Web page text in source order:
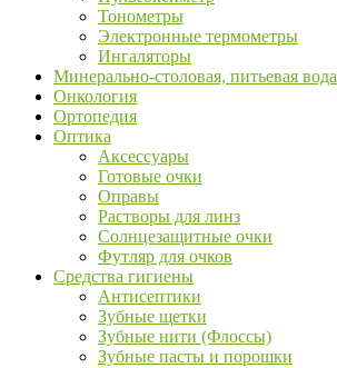
Тонометры
Электронные термометры
Ингаляторы
Минерально-столовая, питьевая вода
Онкология
Ортопедия
Оптика
Аксессуары
Готовые очки
Оправы
Растворы для линз
Солнцезащитные очки
Футляр для очков
Средства гигиены
Антисептики
Зубные щетки
Зубные нити (Флоссы)
Зубные пасты и порошки